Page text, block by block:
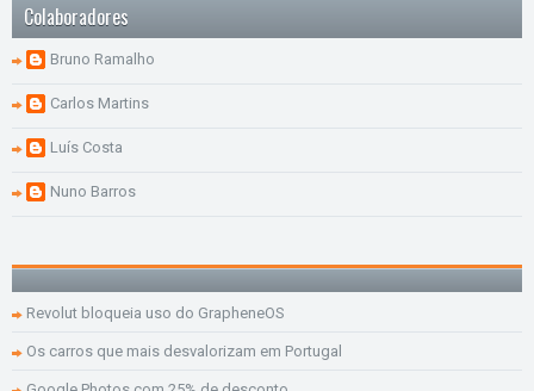
Colaboradores
Bruno Ramalho
Carlos Martins
Luís Costa
Nuno Barros
Revolut bloqueia uso do GrapheneOS
Os carros que mais desvalorizam em Portugal